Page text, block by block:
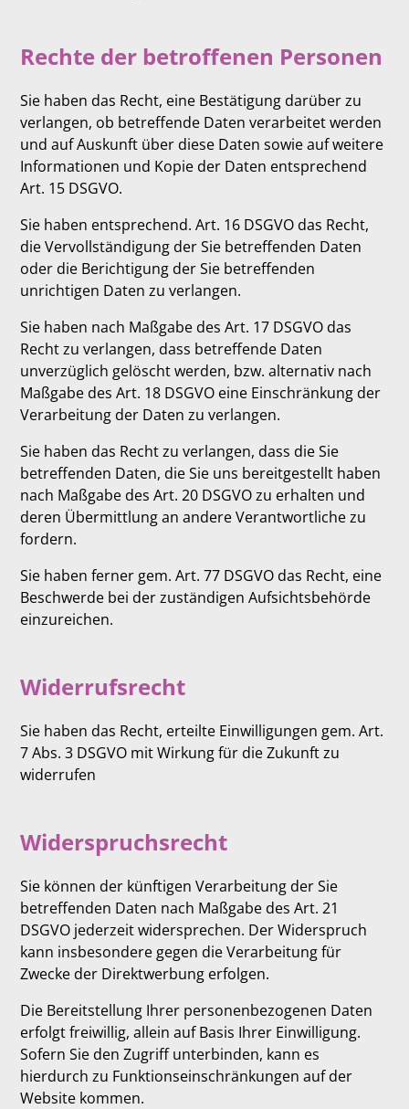
Rechte der betroffenen Personen
Sie haben das Recht, eine Bestätigung darüber zu
verlangen, ob betreffende Daten verarbeitet werden
und auf Auskunft über diese Daten sowie auf weitere
Informationen und Kopie der Daten entsprechend
Art. 15 DSGVO.
Sie haben entsprechend. Art. 16 DSGVO das Recht,
die Vervollständigung der Sie betreffenden Daten
oder die Berichtigung der Sie betreffenden
unrichtigen Daten zu verlangen.
Sie haben nach Maßgabe des Art. 17 DSGVO das
Recht zu verlangen, dass betreffende Daten
unverzüglich gelöscht werden, bzw. alternativ nach
Maßgabe des Art. 18 DSGVO eine Einschränkung der
Verarbeitung der Daten zu verlangen.
Sie haben das Recht zu verlangen, dass die Sie
betreffenden Daten, die Sie uns bereitgestellt haben
nach Maßgabe des Art. 20 DSGVO zu erhalten und
deren Übermittlung an andere Verantwortliche zu
fordern.
Sie haben ferner gem. Art. 77 DSGVO das Recht, eine
Beschwerde bei der zuständigen Aufsichtsbehörde
einzureichen.
Widerrufsrecht
Sie haben das Recht, erteilte Einwilligungen gem. Art.
7 Abs. 3 DSGVO mit Wirkung für die Zukunft zu
widerrufen
Widerspruchsrecht
Sie können der künftigen Verarbeitung der Sie
betreffenden Daten nach Maßgabe des Art. 21
DSGVO jederzeit widersprechen. Der Widerspruch
kann insbesondere gegen die Verarbeitung für
Zwecke der Direktwerbung erfolgen.
Die Bereitstellung Ihrer personenbezogenen Daten
erfolgt freiwillig, allein auf Basis Ihrer Einwilligung.
Sofern Sie den Zugriff unterbinden, kann es
hierdurch zu Funktionseinschränkungen auf der
Website kommen.